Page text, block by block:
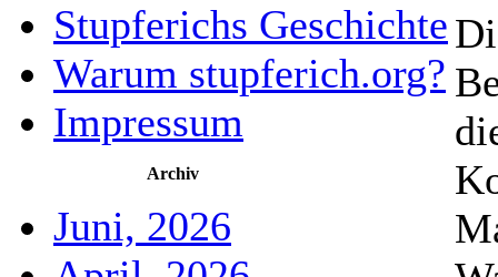
Stupferichs Geschichte
Warum stupferich.org?
Impressum
Archiv
Juni, 2026